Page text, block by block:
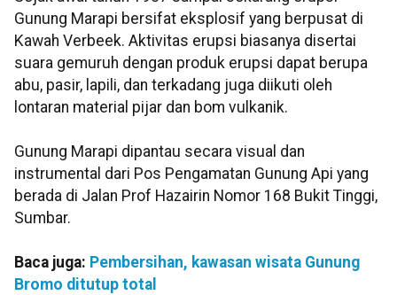
Gunung Marapi bersifat eksplosif yang berpusat di
Kawah Verbeek. Aktivitas erupsi biasanya disertai
suara gemuruh dengan produk erupsi dapat berupa
abu, pasir, lapili, dan terkadang juga diikuti oleh
lontaran material pijar dan bom vulkanik.
Gunung Marapi dipantau secara visual dan
instrumental dari Pos Pengamatan Gunung Api yang
berada di Jalan Prof Hazairin Nomor 168 Bukit Tinggi,
Sumbar.
Baca juga: Pembersihan, kawasan wisata Gunung
Bromo ditutup total